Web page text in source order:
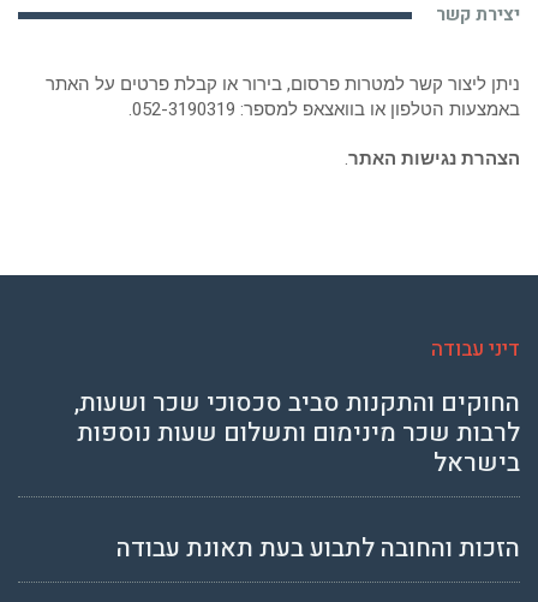
יצירת קשר
ניתן ליצור קשר למטרות פרסום, בירור או קבלת פרטים על האתר
באמצעות הטלפון או בוואצאפ למספר: 052-3190319
.
הצהרת נגישות האתר.
דיני עבודה
החוקים והתקנות סביב סכסוכי שכר ושעות,
לרבות שכר מינימום ותשלום שעות נוספות
בישראל
הזכות והחובה לתבוע בעת תאונת עבודה